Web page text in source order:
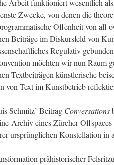
Arbeit funktioniert wesentlich
Zwecke, von denen die
Offenheit von all-
Beiträge im Diskursfeld von
Regulativ
möchten wir nun Raum
Textbeiträgen künstlerische
von Text im Kunstbetrieb
Schmitz’ Beitrag Conversations
Archiv eines Zürcher
ursprünglichen Konstellation in
prähistorischer